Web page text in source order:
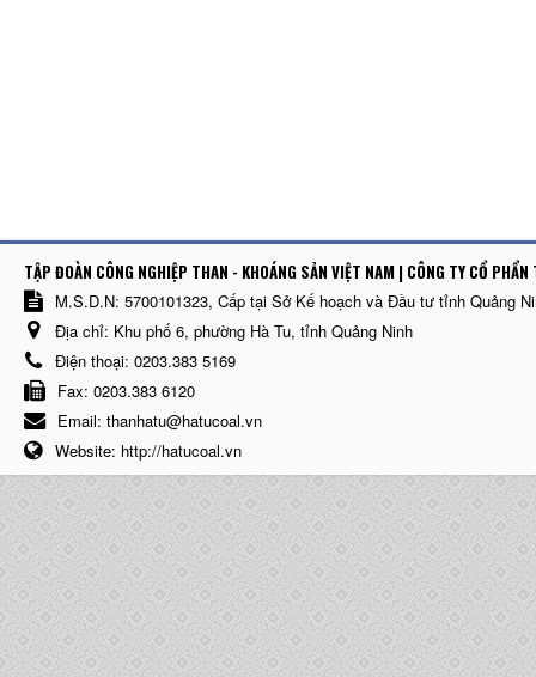
TẬP ĐOÀN CÔNG NGHIỆP THAN - KHOÁNG SẢN VIỆT NAM | CÔNG TY CỔ
M.S.D.N: 5700101323, Cấp tại Sở Kế hoạch và Đầu tư tỉnh Quảng
Địa chỉ: Khu phố 6, phường Hà Tu, tỉnh Quảng Ninh
Điện thoại: 0203.383 5169
Fax: 0203.383 6120
Email: thanhatu@hatucoal.vn
Website: http://hatucoal.vn